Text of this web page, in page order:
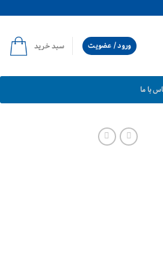
ورود / عضویت سبد خرید
با ما